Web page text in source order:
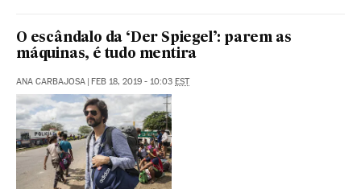
O escândalo da ‘Der Spiegel’: parem as
máquinas, é tudo mentira
ANA CARBAJOSA | FEB 18, 2019 - 10:03 EST